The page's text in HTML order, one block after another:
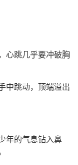
心跳几乎要冲破胸
中跳动，顶端溢出
年的气息钻入鼻